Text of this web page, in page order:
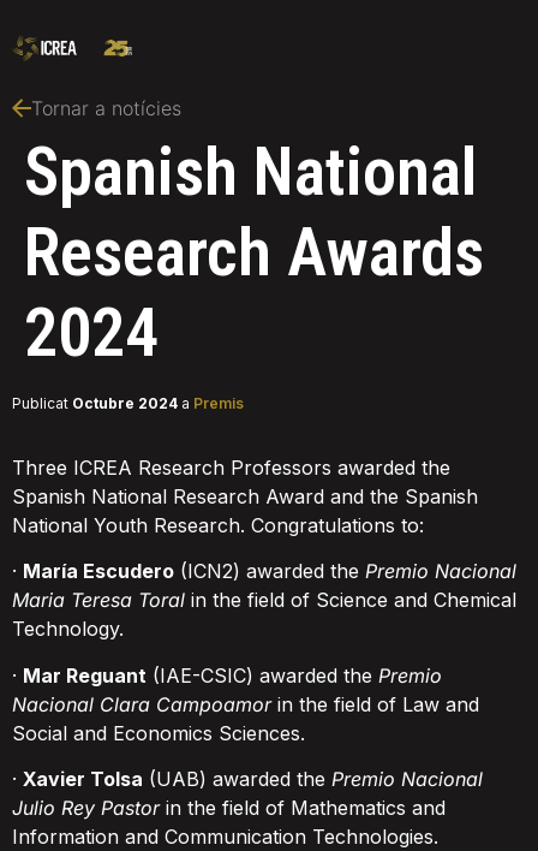
Tornar a notícies
Spanish National
Research Awards
2024
Publicat Octubre 2024 a Premis
Three ICREA Research Professors awarded the
Spanish National Research Award and the Spanish
National Youth Research. Congratulations to:
· María Escudero (ICN2) awarded the Premio Nacional
Maria Teresa Toral in the field of Science and Chemical
Technology.
· Mar Reguant (IAE-CSIC) awarded the Premio
Nacional Clara Campoamorin the field of Law and
Social and Economics Sciences.
· Xavier Tolsa (UAB) awarded the Premio Nacional
Julio Rey Pastor in the field of Mathematics and
Information and Communication Technologies.